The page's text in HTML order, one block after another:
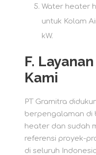
Water heater
untuk Kolam
kW.
F.
Kami
PT Gramitra
berpengalaman di
heater dan sudah
referensi proyek-
di seluruh